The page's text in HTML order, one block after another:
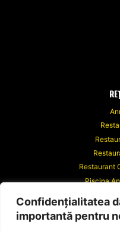
Confidențialitatea
importantă pentru
Restaurant
Piscina